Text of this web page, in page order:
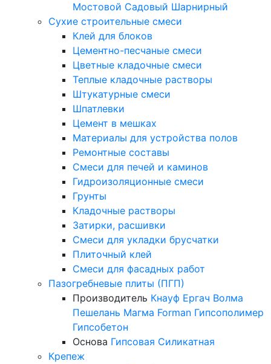
Мостовой Садовый Шарнирный
Сухие строительные смеси
Клей для блоков
Цементно-песчаные смеси
Цветные кладочные смеси
Теплые кладочные растворы
Штукатурные смеси
Шпатлевки
Цемент в мешках
Материалы для устройства полов
Ремонтные составы
Смеси для печей и каминов
Гидроизоляционные смеси
Грунты
Кладочные растворы
Затирки, расшивки
Смеси для укладки брусчатки
Плиточный клей
Смеси для фасадных работ
Пазогребневые плиты (ПГП)
Производитель Кнауф Ергач Волма
Пешелань Магма Forman Гипсополимер
Гипсобетон
Основа Гипсовая Силикатная
Крепеж